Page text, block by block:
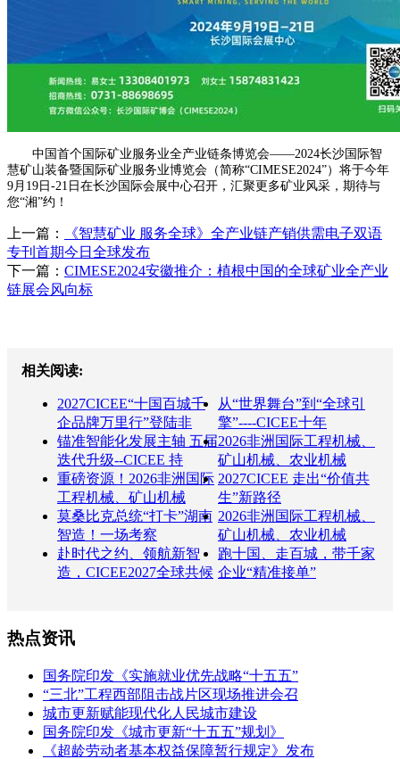
中国首个国际矿业服务业全产业链条博览会——2024长沙国际智
慧矿山装备暨国际矿业服务业博览会（简称“CIMESE2024”）将于今年
9月19日-21日在长沙国际会展中心召开，汇聚更多矿业风采，期待与
您“湘”约！
上一篇：
《智慧矿业 服务全球》全产业链产销供需电子双语
专刊首期今日全球发布
下一篇： CIMESE2024安徽推介：植根中国的全球矿业全产业
链展会风向标
相关阅读:
2027CICEE“十国百城千
企品牌万里行”登陆非
从“世界舞台”到“全球引
擎”----CICEE十年
锚准智能化发展主轴 五届
迭代升级--CICEE 持
2026非洲国际工程机械、
矿山机械、农业机械
重磅资源！2026非洲国际
工程机械、矿山机械
2027CICEE 走出“价值共
生”新路径
莫桑比克总统“打卡”湖南
智造！一场考察
2026非洲国际工程机械、
矿山机械、农业机械
赴时代之约、领航新智
造，CICEE2027全球共候
跑十国、走百城，带千家
企业“精准接单”
热点资讯
国务院印发《实施就业优先战略“十五五”
“三北”工程西部阻击战片区现场推进会召
城市更新赋能现代化人民城市建设
国务院印发《城市更新“十五五”规划》
《超龄劳动者基本权益保障暂行规定》发布